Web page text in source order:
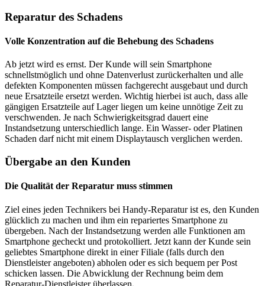
Reparatur des Schadens
Volle Konzentration auf die Behebung des Schadens
Ab jetzt wird es ernst. Der Kunde will sein Smartphone
schnellstmöglich und ohne Datenverlust zurückerhalten und alle
defekten Komponenten müssen fachgerecht ausgebaut und durch
neue Ersatzteile ersetzt werden. Wichtig hierbei ist auch, dass alle
gängigen Ersatzteile auf Lager liegen um keine unnötige Zeit zu
verschwenden. Je nach Schwierigkeitsgrad dauert eine
Instandsetzung unterschiedlich lange. Ein Wasser- oder Platinen
Schaden darf nicht mit einem Displaytausch verglichen werden.
Übergabe an den Kunden
Die Qualität der Reparatur muss stimmen
Ziel eines jeden Technikers bei Handy-Reparatur ist es, den Kunden
glücklich zu machen und ihm ein repariertes Smartphone zu
übergeben. Nach der Instandsetzung werden alle Funktionen am
Smartphone gecheckt und protokolliert. Jetzt kann der Kunde sein
geliebtes Smartphone direkt in einer Filiale (falls durch den
Dienstleister angeboten) abholen oder es sich bequem per Post
schicken lassen. Die Abwicklung der Rechnung beim dem
Reparatur-Dienstleister überlassen.